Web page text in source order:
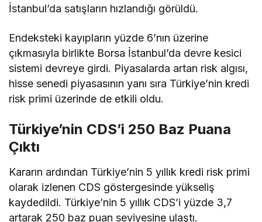
İstanbul’da satışların hızlandığı görüldü.
Endeksteki kayıpların yüzde 6’nın üzerine
çıkmasıyla birlikte Borsa İstanbul’da devre kesici
sistemi devreye girdi. Piyasalarda artan risk algısı,
hisse senedi piyasasının yanı sıra Türkiye’nin kredi
risk primi üzerinde de etkili oldu.
Türkiye’nin CDS’i 250 Baz Puana
Çıktı
Kararın ardından Türkiye’nin 5 yıllık kredi risk primi
olarak izlenen CDS göstergesinde yükseliş
kaydedildi. Türkiye’nin 5 yıllık CDS’i yüzde 3,7
artarak 250 baz puan seviyesine ulaştı.